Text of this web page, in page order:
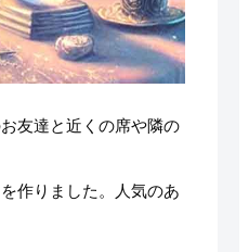
友達と近くの席や隣の
作りました。人気のあ